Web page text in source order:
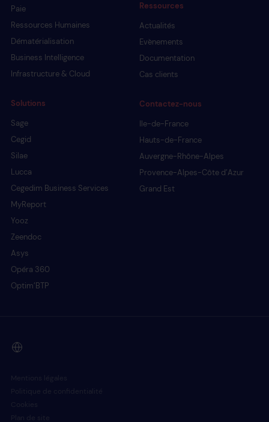
Paie
Ressources Humaines
Dématérialisation
Business Intelligence
Infrastructure & Cloud
Solutions
Sage
Cegid
Silae
Lucca
Cegedim Business Services
MyReport
Yooz
Zeendoc
Asys
Opéra 360
Optim’BTP
Ressources
Actualités
Evènements
Documentation
Cas clients
Contactez-nous
Ile-de-France
Hauts-de-France
Auvergne-Rhône-Alpes
Provence-Alpes-Côte d’Azur
Grand Est